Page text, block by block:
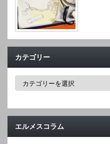
カテゴリー
カ
ー
エルメスコラム